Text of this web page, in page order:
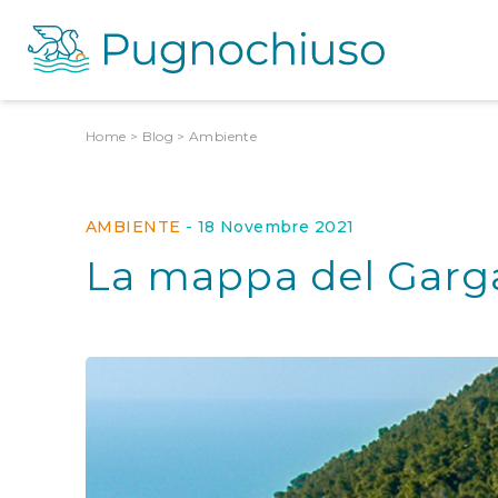
Home > Blog >Ambiente
AMBIENTE - 18 Novembre 2021
La mappa del